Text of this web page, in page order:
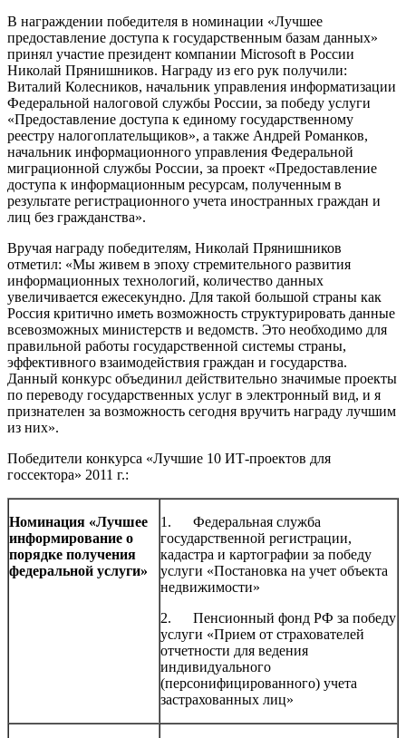
В награждении победителя в номинации «Лучшее
предоставление доступа к государственным базам данных»
принял участие президент компании Microsoft в России
Николай Прянишников. Награду из его рук получили:
Виталий Колесников, начальник управления информатизации
Федеральной налоговой службы России, за победу услуги
«Предоставление доступа к единому государственному
реестру налогоплательщиков», а также Андрей Романков,
начальник информационного управления Федеральной
миграционной службы России, за проект «Предоставление
доступа к информационным ресурсам, полученным в
результате регистрационного учета иностранных граждан и
лиц без гражданства».
Вручая награду победителям, Николай Прянишников
отметил: «Мы живем в эпоху стремительного развития
информационных технологий, количество данных
увеличивается ежесекундно. Для такой большой страны как
Россия критично иметь возможность структурировать данные
всевозможных министерств и ведомств. Это необходимо для
правильной работы государственной системы страны,
эффективного взаимодействия граждан и государства.
Данный конкурс объединил действительно значимые проекты
по переводу государственных услуг в электронный вид, и я
признателен за возможность сегодня вручить награду лучшим
из них».
Победители конкурса «Лучшие 10 ИТ-проектов для
госсектора» 2011 г.:
Номинация «Лучшее
информирование о
порядке получения
федеральной услуги»
1. Федеральная служба
государственной регистрации,
кадастра и картографии за победу
услуги «Постановка на учет объекта
недвижимости»
2. Пенсионный фонд РФ за победу
услуги «Прием от страхователей
отчетности для ведения
индивидуального
(персонифицированного) учета
застрахованных лиц»